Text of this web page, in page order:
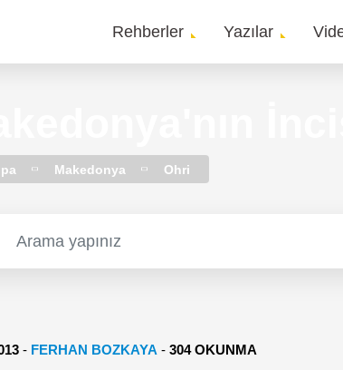
Main
Rehberler Yazılar
Makedonya Ohri
- FERHAN BOZKAYA -304 OKUNMA